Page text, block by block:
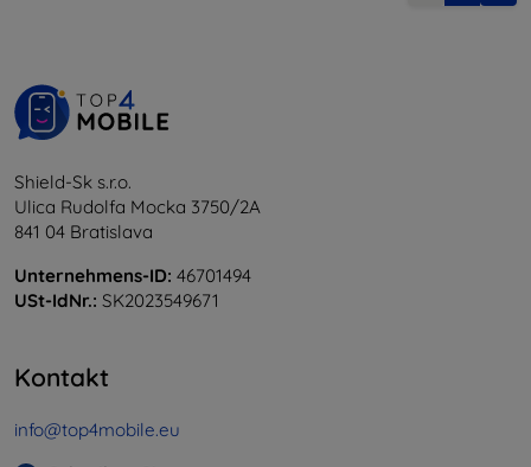
Shield-Sk s.r.o.
Ulica Rudolfa Mocka 3750/2A
841 04 Bratislava
Unternehmens-ID: 46701494
USt-IdNr.: SK2023549671
Kontakt
info@top4mobile.eu